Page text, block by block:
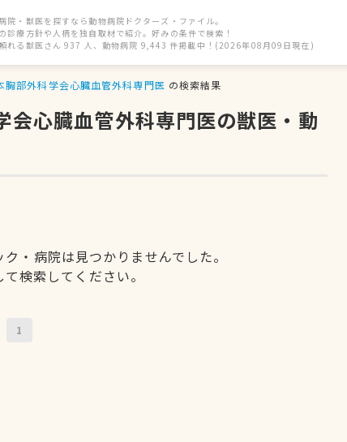
院・獣医を探すなら動物病院ドクターズ・ファイル。
診療方針や人柄を独自取材で紹介。好みの条件で検索！
れる獣医さん 937 人、動物病院 9,443 件掲載中！(2026年08月09日現在)
胸部外科学会心臓血管外科専門医 の検索結果
心臓血管外科専門医の獣医・動
・病院は見つかりませんでした。
検索してください。
1